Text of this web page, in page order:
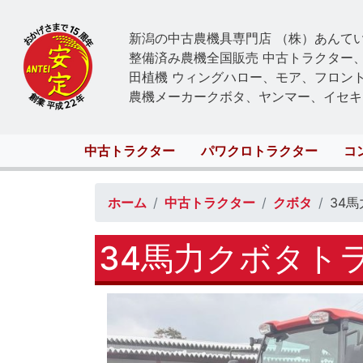
新潟の中古農機具専門店 （株）あんて
整備済み農機全国販売 中古トラクター
田植機 ウィングハロー、モア、フロン
農機メーカークボタ、ヤンマー、イセ
Main
navigation
中古トラクター パワクロトラクター コ
ホーム 中古トラクター クボタ 34馬
34馬力クボタト